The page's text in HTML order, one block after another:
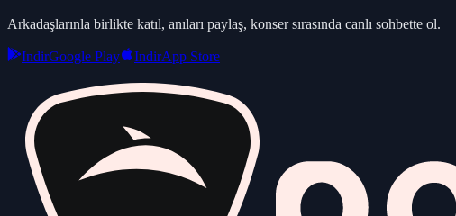
Arkadaşlarınla birlikte katıl, anıları paylaş, konser sırasında canlı sohbette ol.
IndirGoogle Play IndirApp Store